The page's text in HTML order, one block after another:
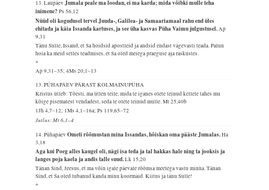
13. LaupäevJumala peale ma loodan, ei ma karda; mida võibki mulle teha
inimene?Ps 56,12
Nüüd oli kogudusel tervel Juuda-, Galilea- ja Samaariamaal rahu end üles
ehitada ja käia Issanda kartuses, ja see üha kasvas Püha Vaimu julgustusel.Ap
9,31
Tänu Sulle, Issand, et Sa hoidsid apostleid ja andsid endast vägevasti teada. Palun
hoia ka meid selles teadmises, et Sa oled meiega praeguse aja raskustes.
*
Ap 9,31–35; 4Ms 20,1–13
13. PÜHAPÄEV PÄRAST KOLMAINUPÜHA
Kristus ütleb: Tõesti, ma ütlen teile, mida te iganes olete teinud kellele tahes mu
kõige pisematest vendadest, seda te olete teinud mulle.Mt 25,40b
1Jh 4,7–12; 1Ms 4,1–16a; Ps 119,65–72
Jutlus: Mt 6,1–4
14. PühapäevOmeti rõõmustan mina Issandas, hõiskan oma pääste Jumalas.Ha
3,18
Aga kui Poeg alles kaugel oli, nägi isa teda ja tal hakkas hale ning ta jooksis ja
langes poja kaela ja andis talle suud.Lk 15,20
Tänan Sind, Jeesus, et ma võin igale päevale rõõmsa meelega vastu minna. Tänan
Sind, et Sa oled lubanud kanda minu koormaid. Kiitus ja tänu Sulle!
*